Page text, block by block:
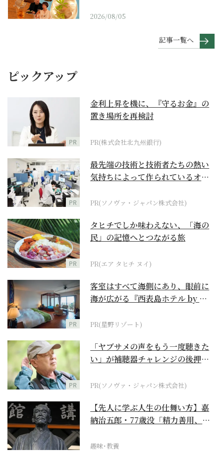
2026/08/05
記事一覧へ
ピックアップ
PR
金利上昇を機に、『守るお金』の
置き場所を再検討
PR(株式会社北九州銀行)
PR
最先端の技術と技術者たちの熱い
気持ちによって作られているオー
PR(ソノヴァ・ジャパン株式会社)
PR
タヒチでしか味わえない、「海の
民」の記憶へとつながる旅
PR(エア タヒチ ヌイ)
PR
客室はすべて海側にあり、眼前に
海が広がる『西表島ホテル by 星
PR(星野リゾート)
PR
「ヤブサメの声をもう一度聴きた
い」が補聴器チャレンジの後押し
PR(ソノヴァ・ジャパン株式会社)
【先人に学ぶ人生の仕舞い方】嘉
納治五郎・77歳没「精力善用、自
趣味･教養